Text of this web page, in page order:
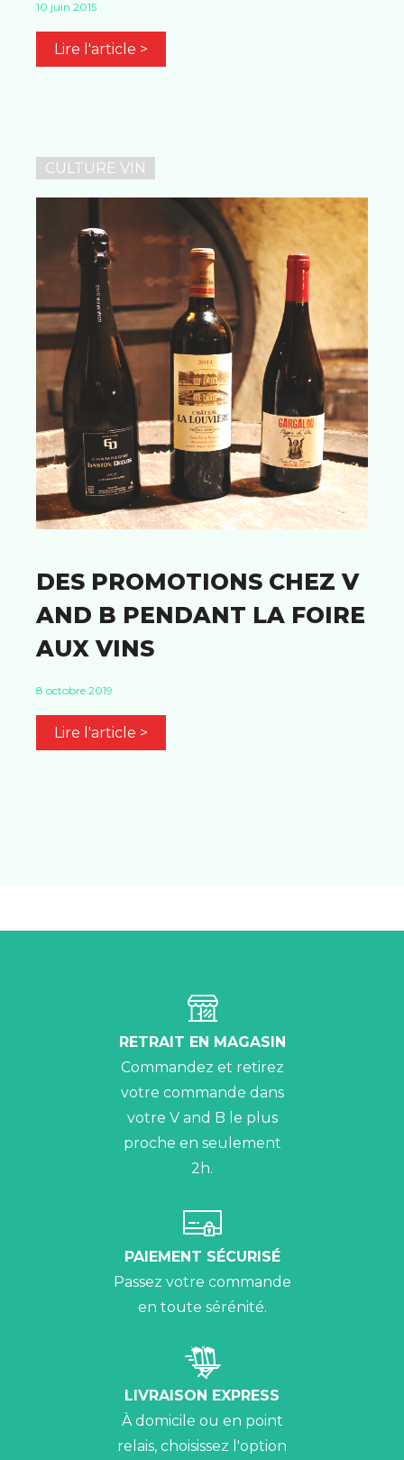
10 juin 2015
Lire l'article >
CULTURE VIN
DES PROMOTIONS CHEZ V
AND B PENDANT LA FOIRE
AUX VINS
8 octobre 2019
Lire l'article >
RETRAIT EN MAGASIN
Commandez et retirez
votre commande dans
votre V and B le plus
proche en seulement
2h.
PAIEMENT SÉCURISÉ
Passez votre commande
en toute sérénité.
LIVRAISON EXPRESS
À domicile ou en point
relais, choisissez l'option